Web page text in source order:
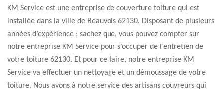
KM Service est une entreprise de couverture toiture qui est
installée dans la ville de Beauvois 62130. Disposant de plusieurs
années d’expérience ; sachez que, vous pouvez compter sur
notre entreprise KM Service pour s’occuper de l’entretien de
votre toiture 62130. Et pour ce faire, notre entreprise KM
Service va effectuer un nettoyage et un démoussage de votre
toiture. Nous avons à notre service des artisans couvreurs qui